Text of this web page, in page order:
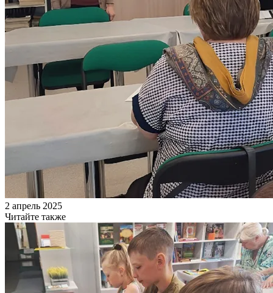
2 апрель 2025
Читайте также